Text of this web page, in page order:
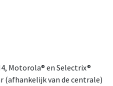
Motorola® en Selectrix®
(afhankelijk van de centrale)